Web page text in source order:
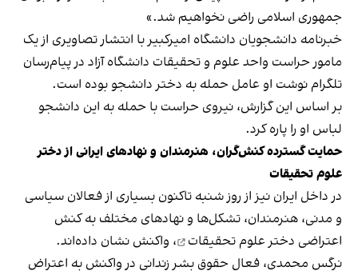
جمهوری اسلامی راضی نخواهیم شد.»
خبرنامه دانشجویان دانشگاه امیرکبیر با انتشار تصاویری از یک
مامور حراست واحد علوم و تحقیقات دانشگاه آزاد در پیام‌رسان
تلگرام نوشت او عامل حمله به دختر دانشجو بوده است.
بر اساس این گزارش، نیروی حراست با حمله به این دانشجو
لباس او را پاره کرد.
حمایت گسترده کنش‌گران، هنرمندان و نهادهای ایرانی از دختر
علوم تحقیقات
در داخل ایران نیز از روز شنبه تاکنون بسیاری از فعالان سیاسی
و مدنی، هنرمندان، تشکل‌ها و نهادهای مختلف بهکنش
اعتراضی دختر علوم تحقیقات
، واکنش نشان داده‌اند.
نرگس محمدی، فعال حقوق بشر زندانی در واکنش به اعتراض